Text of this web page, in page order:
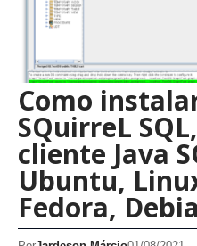
Como
SQuirreL
cliente Java
Ubuntu,
Fedora,